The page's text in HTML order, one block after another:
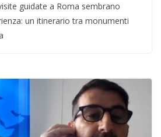
guidate a Roma sembrano
un itinerario tra monumenti